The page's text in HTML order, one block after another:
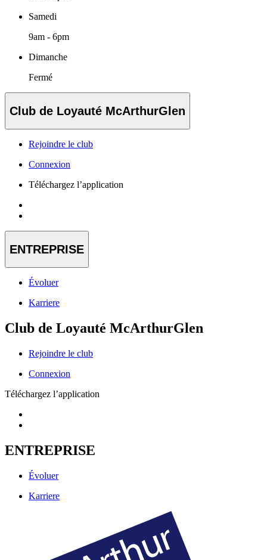
Samedi
9am - 6pm
Dimanche
Fermé
Club de Loyauté McArthurGlen
Rejoindre le club
Connexion
Téléchargez l’application
ENTREPRISE
Évoluer
Karriere
Club de Loyauté McArthurGlen
Rejoindre le club
Connexion
Téléchargez l’application
ENTREPRISE
Évoluer
Karriere